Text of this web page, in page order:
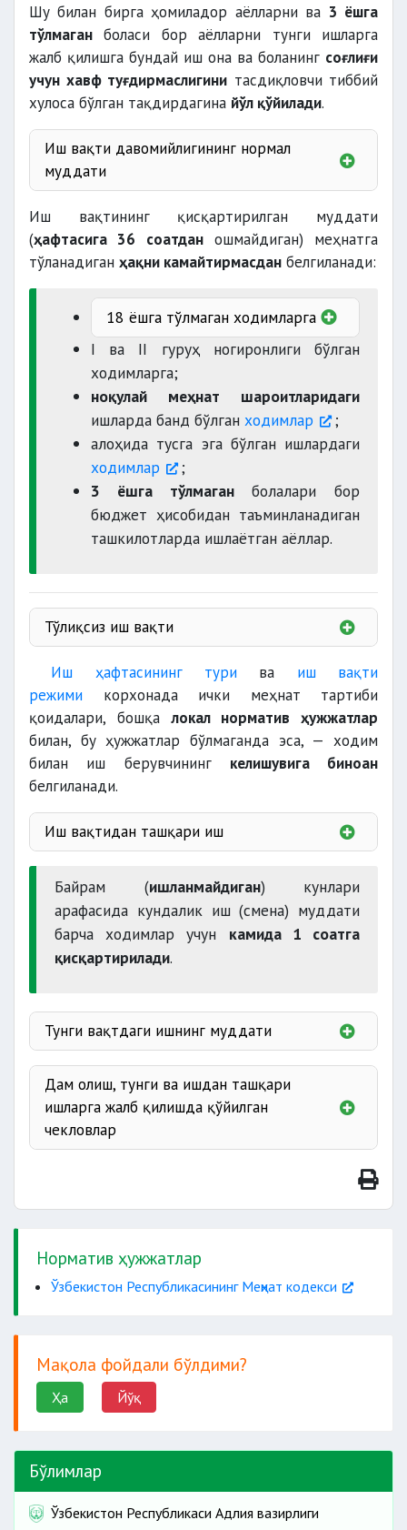
Шу билан бирга ҳомиладор аёлларни ва 3 ёшга
тўлмаган боласи бор аёлларни тунги ишларга
жалб қилишга бундай иш она ва боланинг соғлиғи
учун хавф туғдирмаслигини тасдиқловчи тиббий
хулоса бўлган тақдирдагина йўл қўйилади.
Иш вақти давомийлигининг нормал
муддати
40 соатдан
8 соатдан ортиб кетмаслиги
лозим
Иш вақтининг қисқартирилган муддати
(ҳафтасига 36 соатданошмайдиган) меҳнатга
тўланадиган ҳақни камайтирмасдан белгиланади:
18 ёшга тўлмаган ходимларга
16 ёшдан 18 ёшгача
соатдан
15 ёшдан 16 ёшгача
24
соатдан
ўқувчиларнинг
иш вақти энг кўп муддатининг
I ва II гуруҳ ногиронлиги бўлган
ходимларга;
ноқулай меҳнат шароитларидаги
ишларда банд бўлган ходимлар
;
алоҳида тусга эга бўлган ишлардаги
ходимлар
;
3 ёшга тўлмаганболалари бор
бюджет ҳисобидан таъминланадиган
ташкилотларда ишлаётган аёллар.
Тўлиқсиз иш вақти
тўлиқсиз иш куни
таътилининг
асос бўлмайди
мутаносиб равишда ҳақ тўланади
Иш ҳафтасининг тури ва иш вақти
режими корхонада ички меҳнат тартиби
қоидалари, бошқалокал норматив ҳужжатлар
билан, бу ҳужжатлар бўлмаганда эса, — ходим
билан иш берувчининг келишувига биноан
белгиланади.
Иш вақтидан ташқари иш
розилиги билан
12 соатдан
ўта оғир ва ўта зарарли ишларда
ҳар
бир ходим
бир кунда 2 соатдан
120 соатдан ортиқ бўлмаслиги
лозим
Байрам (ишланмайдиган) кунлари
арафасида кундалик иш (смена) муддати
барча ходимлар учун камида 1 соатга
қисқартирилади.
Тунги вақтдаги ишнинг муддати
22-00 дан
6-00 гача
1 соатга қисқартирилади
Дам олиш, тунги ва ишдан ташқари
ишларга жалб қилишда қўйилган
чекловлар
боласи бор
18 ёшга
Норматив ҳужжатлар
Ўзбекистон Республикасининг Меҳнат кодекси
Мақола фойдали бўлдими?
Ҳа Йўқ
Бўлимлар
Ўзбекистон Республикаси Адлия вазирлиги